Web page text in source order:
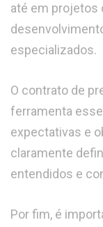
até em projetos
especializados.
O contrato de
ferramenta
expectativas e
claramente
entendidos e
Por fim, é